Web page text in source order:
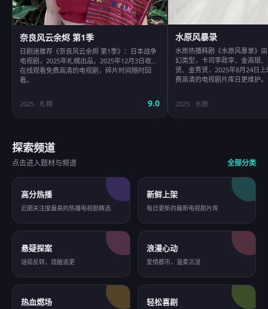
奈良风云余烬 第1季
日剧迷推荐《奈良风云余烬 第1季》：日本战争
电视剧，2025年札幌出品，2025年12月3日收录
在线观看免费高清的电视剧，碎片时间随时回
看。
2025 · 札幌 9.0
水原风暴录
水原热播韩剧《水原风暴录》
幻类型，卡司李政宰、金高银
贤、金秀贤，2025年8月24日
费高清的电视剧片库日更维护。
2025 · 水原
探索频道
点击进入题材与频道 全部分类
高分热播
近期关注度最高的热播电视剧精选
新鲜上架
每日更新的最新电视剧片库
悬疑探案
谜局反转，烧脑追更
浪漫心动
爱情都市，温柔沉浸
热血燃场 轻松喜剧